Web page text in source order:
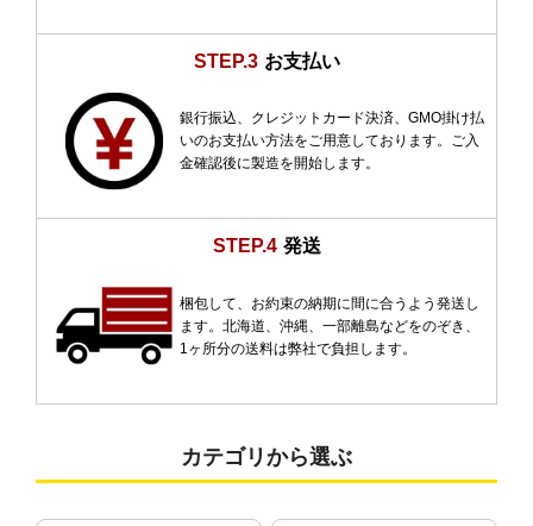
STEP.3 お支払い
銀行振込、クレジットカード決済、GMO掛け払
いのお支払い方法をご用意しております。ご入
金確認後に製造を開始します。
STEP.4 発送
梱包して、お約束の納期に間に合うよう発送し
ます。北海道、沖縄、一部離島などをのぞき、
1ヶ所分の送料は弊社で負担します。
カテゴリから選ぶ